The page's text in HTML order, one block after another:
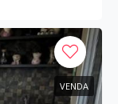
VENDA